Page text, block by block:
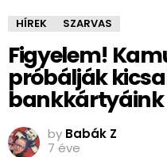
HÍREK SZARVAS
Figyelem!
próbálják
by Babák Z
7 éve